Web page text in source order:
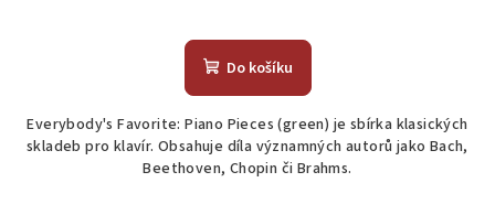
Do košíku
Everybody's Favorite: Piano Pieces (green) je sbírka klasických
skladeb pro klavír. Obsahuje díla významných autorů jako Bach,
Beethoven, Chopin či Brahms.